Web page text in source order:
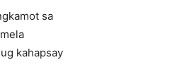
sa
kahapsay